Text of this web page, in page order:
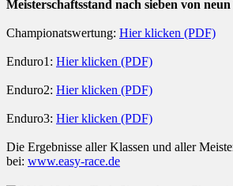
Meisterschaftsstand nach sieben von
Championatswertung: Hier klicken (PDF)
Enduro1: Hier klicken (PDF)
Enduro2: Hier klicken (PDF)
Enduro3: Hier klicken (PDF)
Die Ergebnisse aller Klassen und aller
bei: www.easy-race.de